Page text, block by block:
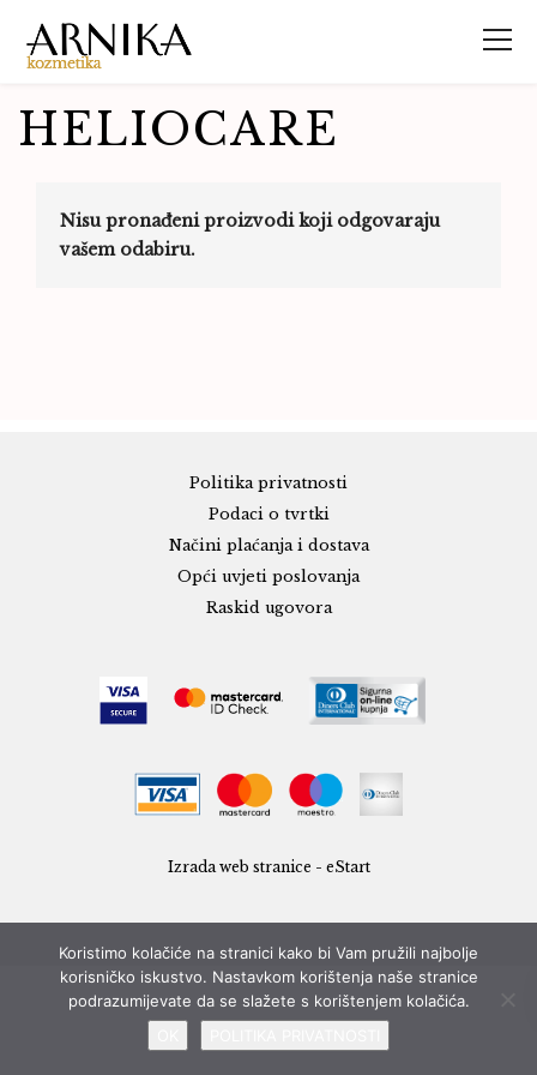
HELIOCARE
Nisu pronađeni proizvodi koji odgovaraju
vašem odabiru.
Politika privatnosti
Podaci o tvrtki
Načini plaćanja i dostava
Opći uvjeti poslovanja
Raskid ugovora
Izrada web stranice - eStart
Koristimo kolačiće na stranici kako bi Vam pružili najbolje
korisničko iskustvo. Nastavkom korištenja naše stranice
podrazumijevate da se slažete s korištenjem kolačića.